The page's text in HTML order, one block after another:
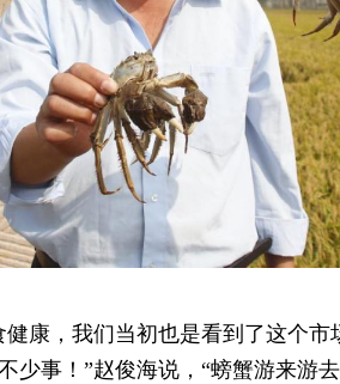
健康，我们当初也是看到了这个
少事！”赵俊海说，“螃蟹游来游